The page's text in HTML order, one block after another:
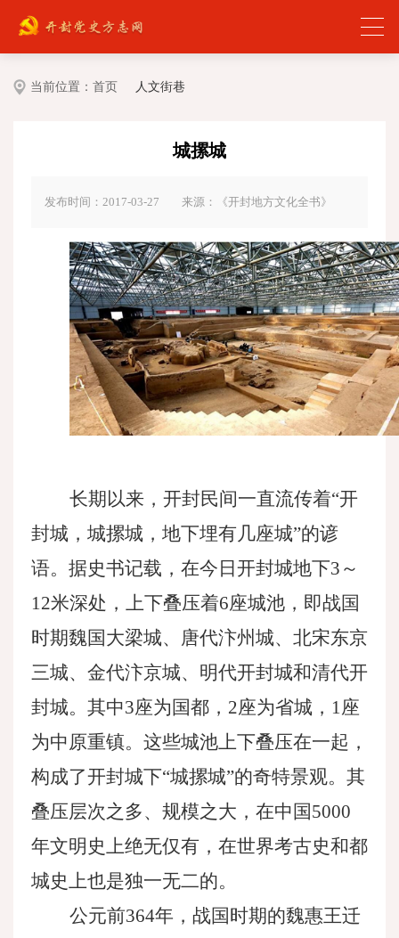
当前位置： 首页 人文街巷
城摞城
发布时间：2017-03-27 来源：《开封地方文化全书》
长期以来，开封民间一直流传着“开
封城，城摞城，地下埋有几座城”的谚
语。据史书记载，在今日开封城地下3～
12米深处，上下叠压着6座城池，即战国
时期魏国大梁城、唐代汴州城、北宋东京
三城、金代汴京城、明代开封城和清代开
封城。其中3座为国都，2座为省城，1座
为中原重镇。这些城池上下叠压在一起，
构成了开封城下“城摞城”的奇特景观。其
叠压层次之多、规模之大，在中国5000
年文明史上绝无仅有，在世界考古史和都
城史上也是独一无二的。
公元前364年，战国时期的魏惠王迁